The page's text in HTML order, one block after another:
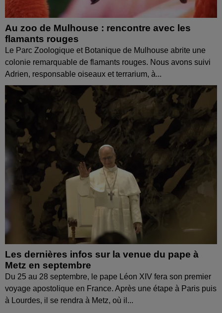
Au zoo de Mulhouse : rencontre avec les
flamants rouges
Le Parc Zoologique et Botanique de Mulhouse abrite une
colonie remarquable de flamants rouges. Nous avons suivi
Adrien, responsable oiseaux et terrarium, à...
Les dernières infos sur la venue du pape à
Metz en septembre
Du 25 au 28 septembre, le pape Léon XIV fera son premier
voyage apostolique en France. Après une étape à Paris puis
à Lourdes, il se rendra à Metz, où il...